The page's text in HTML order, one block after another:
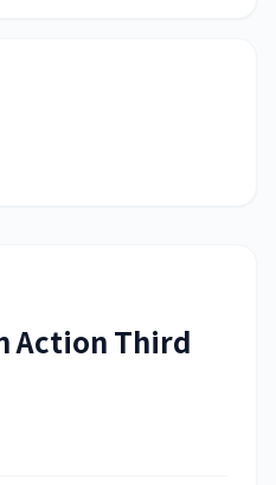
Action Third